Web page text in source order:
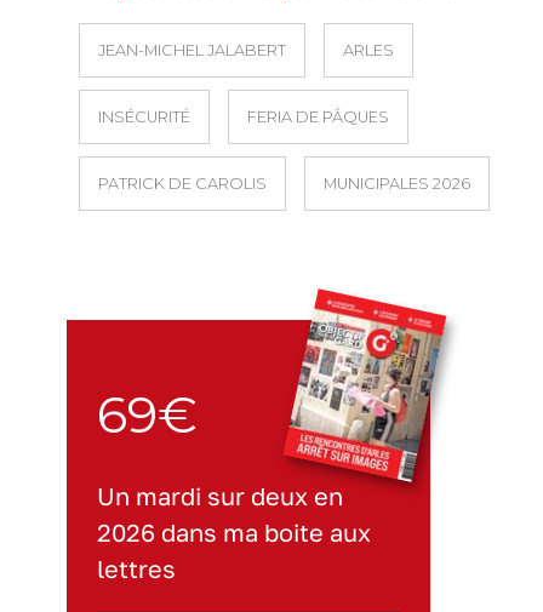
JEAN-MICHEL JALABERT ARLES
INSÉCURITÉ FERIA DE PÂQUES
PATRICK DE CAROLIS MUNICIPALES 2026
69€
Un mardi sur deux en
2026 dans ma boite aux
lettres